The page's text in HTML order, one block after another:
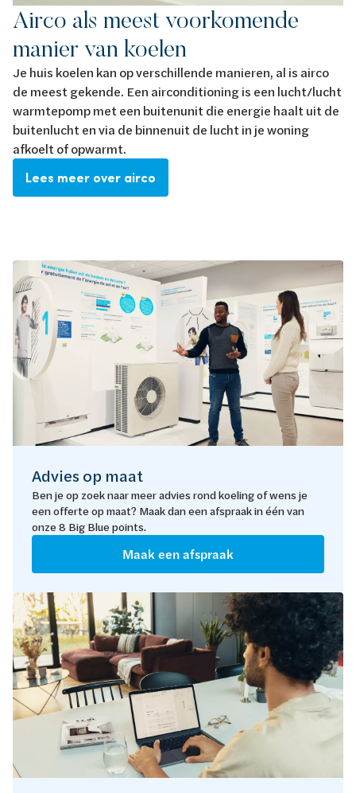
Airco als meest voorkomende
manier van koelen
Je huis koelen kan op verschillende manieren, al is airco
de meest gekende. Een airconditioning is een lucht/lucht
warmtepomp met een buitenunit die energie haalt uit de
buitenlucht en via de binnenuit de lucht in je woning
afkoelt of opwarmt.
Lees meer over airco
Advies op maat
Ben je op zoek naar meer advies rond koeling of wens je
een offerte op maat? Maak dan een afspraak in één van
onze 8 Big Blue points.
Maak een afspraak